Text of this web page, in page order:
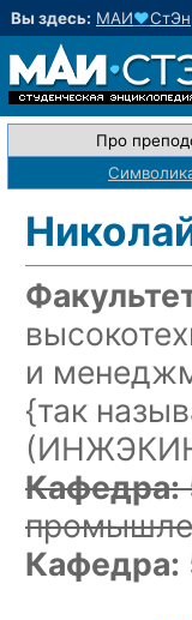
Вы здесь: МАИ♥СтЭн
Про
и
{так
Кафедра:
Кафедра: